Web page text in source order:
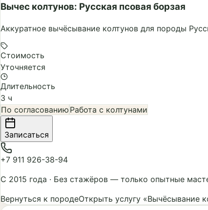
Вычес колтунов: Русская псовая борзая
Аккуратное вычёсывание колтунов для породы
Стоимость
Уточняется
Длительность
3 ч
По согласованию Работа с колтунами
Записаться
+7 911 926-38-94
С 2015 года · Без стажёров — только опытные
Вернуться к породеОткрыть услугу «Вычёсывание